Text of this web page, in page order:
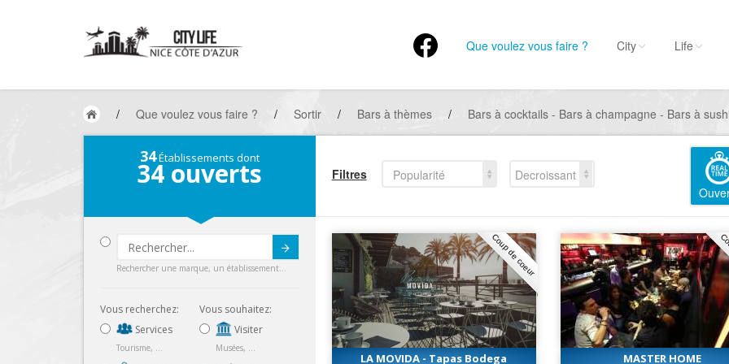
Que voulez vous faire ? City Life
/ Que voulez vous faire ? / Sortir / Bars à thèmes / Bars à cocktails - Bars à champagne - Bars à
34Établissements dont
34 ouverts
Rechercher une marque, un établissement...
Vous recherchez:
Services
Tourisme, ...
Vous souhaitez:
Visiter
Musées, ...
Filtres Popularité
Decroissant
Coup de coeur
LA MOVIDA - Tapas Bodega
MASTER HOME